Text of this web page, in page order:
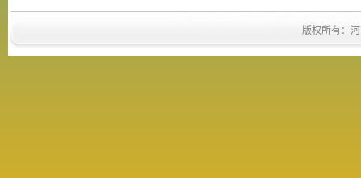
版权所有：